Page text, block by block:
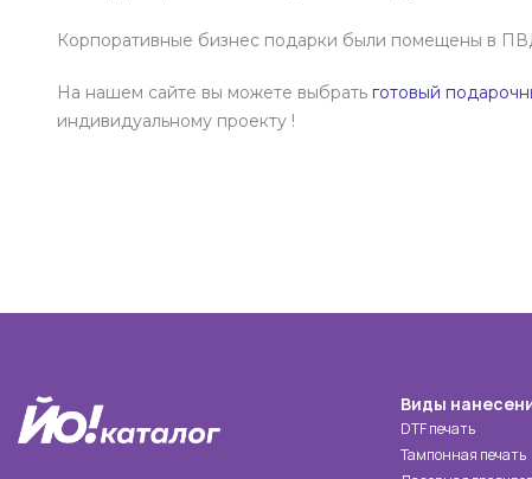
Корпоративные бизнес подарки были помещены в
На нашем сайте вы можете выбрать готовый
индивидуальному проекту !
Виды
DTF печать
Тампонная печать